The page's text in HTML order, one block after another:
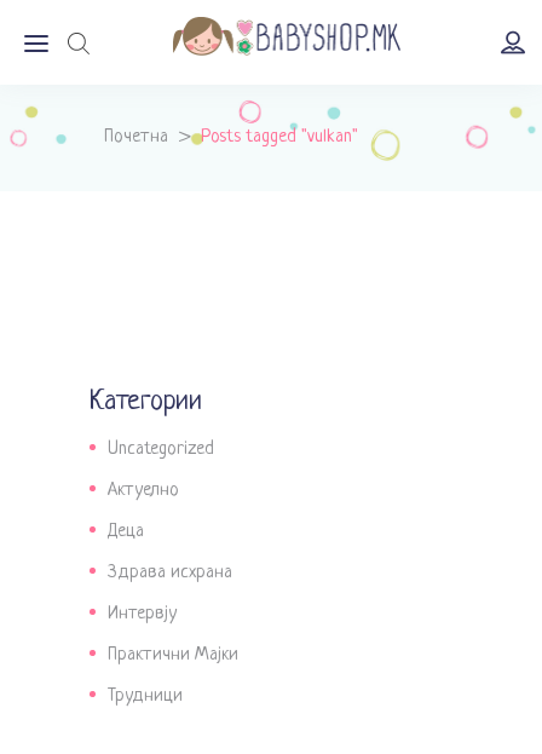
Почетна >Posts tagged "vulkan"
Категории
Uncategorized
Актуелно
Деца
Здрава исхрана
Интервју
Практични Мајки
Трудници